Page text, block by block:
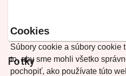
Fotky
Cookies
Súbory cookie a súbory cookie
to, aby sme mohli všetko
pochopiť, ako používate túto